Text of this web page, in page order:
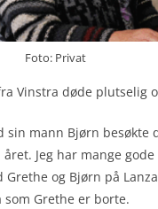
Foto: Privat
Vinstra døde plutselig
sin mann Bjørn besøkte
Jeg har mange
Grethe og Bjørn på
som Grethe er borte.